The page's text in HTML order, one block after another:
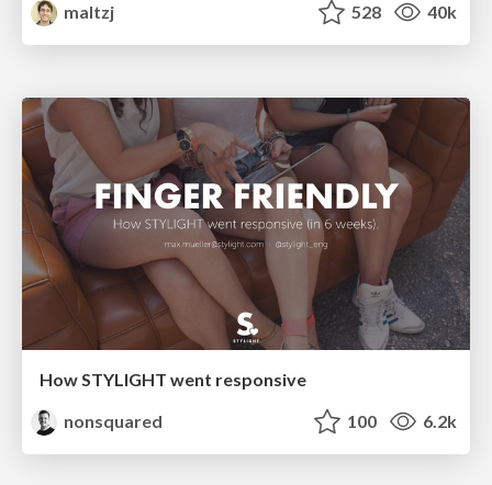
maltzj
528 40k
How STYLIGHT went responsive
nonsquared
100 6.2k